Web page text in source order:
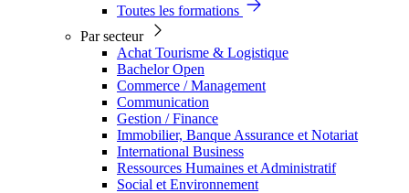
Toutes les formations
Par secteur
Achat Tourisme & Logistique
Bachelor Open
Commerce / Management
Communication
Gestion / Finance
Immobilier, Banque Assurance et Notariat
International Business
Ressources Humaines et Administratif
Social et Environnement